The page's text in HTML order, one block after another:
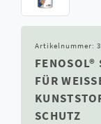
Artikelnummer:
FENOSOL®
FÜR
CHUTZ